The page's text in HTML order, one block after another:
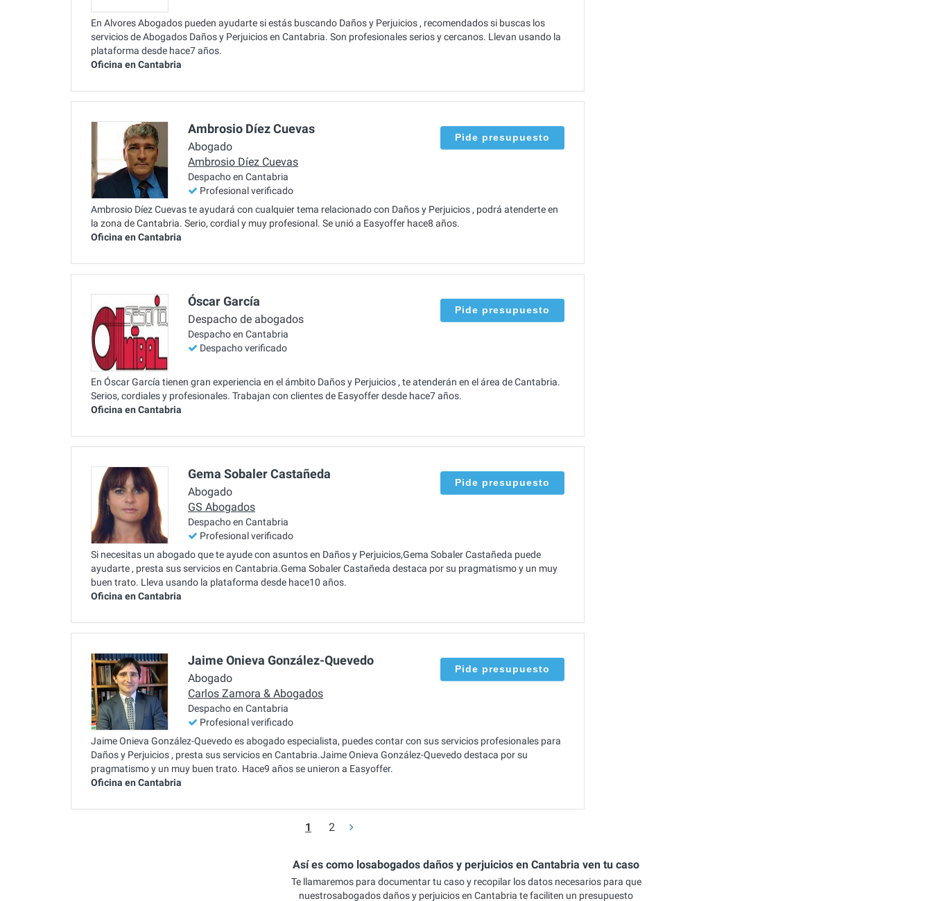
En Alvores Abogados pueden ayudarte si estás buscando Daños y Perjuicios , recomendados si buscas los
servicios de Abogados Daños y Perjuicios en Cantabria. Son profesionales serios y cercanos. Llevan usando la
plataforma desde hace7 años.
Oficina en Cantabria
Ambrosio Díez Cuevas
Abogado
Ambrosio Díez Cuevas
Despacho en Cantabria
Profesional verificado
Pide presupuesto
Ambrosio Díez Cuevas te ayudará con cualquier tema relacionado con Daños y Perjuicios , podrá atenderte en
la zona de Cantabria. Serio, cordial y muy profesional. Se unió a Easyoffer hace8 años.
Oficina en Cantabria
Óscar García
Despacho de abogados
Despacho en Cantabria
Despacho verificado
Pide presupuesto
En Óscar García tienen gran experiencia en el ámbito Daños y Perjuicios , te atenderán en el área de Cantabria.
Serios, cordiales y profesionales. Trabajan con clientes de Easyoffer desde hace7 años.
Oficina en Cantabria
Gema Sobaler Castañeda
Abogado
GS Abogados
Despacho en Cantabria
Profesional verificado
Pide presupuesto
Si necesitas un abogado que te ayude con asuntos en Daños y Perjuicios,Gema Sobaler Castañeda puede
ayudarte , presta sus servicios en Cantabria.Gema Sobaler Castañeda destaca por su pragmatismo y un muy
buen trato. Lleva usando la plataforma desde hace10 años.
Oficina en Cantabria
Jaime Onieva González-Quevedo
Abogado
Carlos Zamora & Abogados
Despacho en Cantabria
Profesional verificado
Pide presupuesto
Jaime Onieva González-Quevedo es abogado especialista, puedes contar con sus servicios profesionales para
Daños y Perjuicios , presta sus servicios en Cantabria.Jaime Onieva González-Quevedo destaca por su
pragmatismo y un muy buen trato. Hace9 años se unieron a Easyoffer.
Oficina en Cantabria
1 2
Así es como losabogados daños y perjuicios en Cantabria ven tu caso
Te llamaremos para documentar tu caso y recopilar los datos necesarios para que
nuestrosabogados daños y perjuicios en Cantabria te faciliten un presupuesto